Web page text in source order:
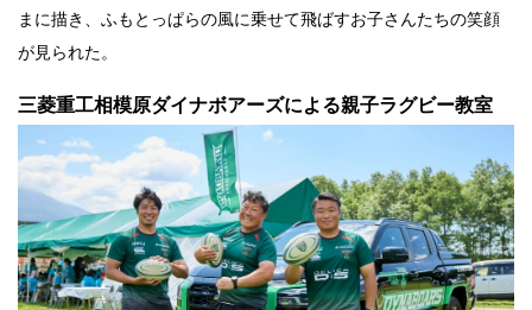
まに描き、ふもとっぱらの風に乗せて飛ばすお子さんたちの笑顔
が見られた。
三菱重工相模原ダイナボアーズによる親子ラグビー教室